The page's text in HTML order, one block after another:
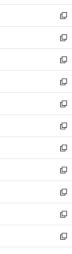
ウ
で
開
く
ン
ド
ウ
で
開
く
新
し
い
ウ
ィ
ン
ド
ウ
で
開
く
新
し
い
ウ
ィ
ン
ド
ウ
で
開
く
新
し
い
ウ
ィ
ン
ド
ウ
で
開
く
新
し
い
ウ
ィ
ン
ド
ウ
で
開
く
新
し
い
ウ
ィ
ン
ド
ウ
で
開
く
新
し
い
ウ
ィ
ン
ド
ウ
で
開
く
新
し
い
ウ
ィ
ン
ド
ウ
で
開
新
し
い
ウ
ィ
ン
ド
ウ
新
し
い
ウ
ィ
ン
新
し
い
ウ
新
し